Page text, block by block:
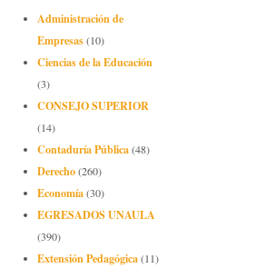
Administración de
Empresas(10)
Ciencias de la Educación
(3)
CONSEJO SUPERIOR
(14)
Contaduría Pública(48)
Derecho(260)
Economía(30)
EGRESADOS UNAULA
(390)
Extensión Pedagógica(11)